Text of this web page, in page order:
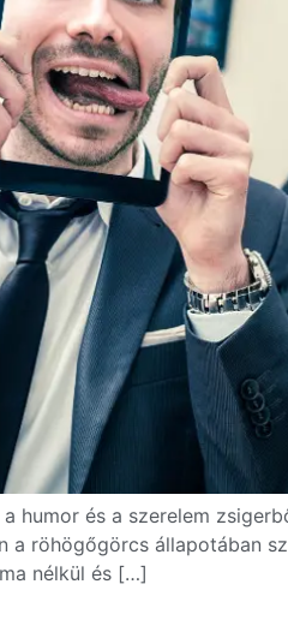
humor és a szerelem
röhögőgörcs állapotában
nélkül és […]